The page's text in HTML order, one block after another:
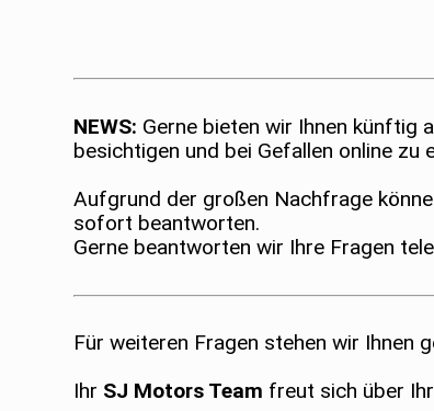
NEWS: Gerne bieten wir Ihnen künftig
besichtigen und bei Gefallen online zu
Aufgrund der großen Nachfrage
sofort beantworten.
Gerne beantworten wir Ihre Fragen
Für weiteren Fragen stehen wir Ihnen
Ihr SJ Motors Team freut sich über